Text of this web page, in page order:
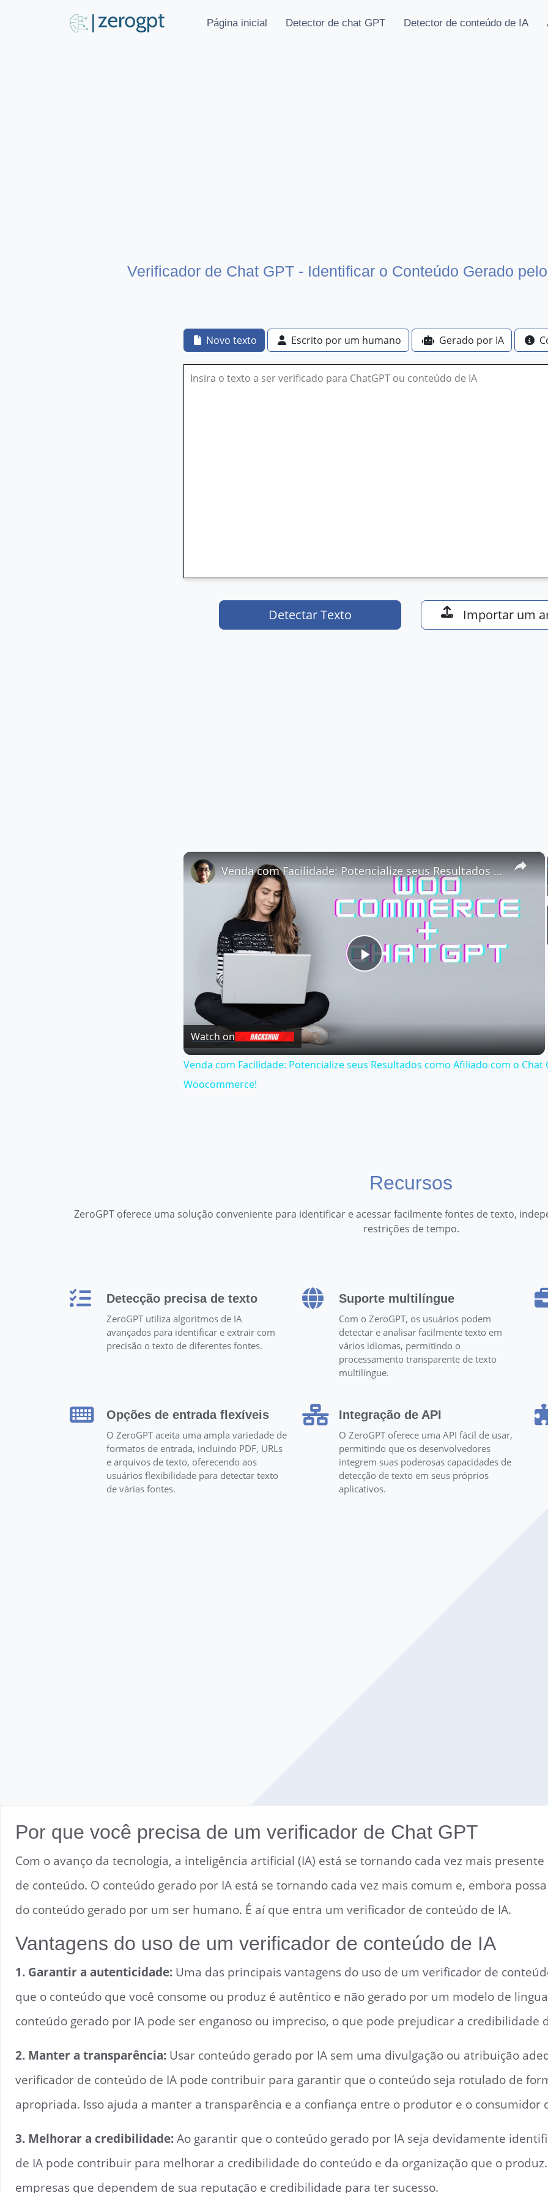
Página inicial Detector de chat GPT Detector de conteúdo de IA
Verificador de Chat GPT - Identificar o Conteúdo Gerado
Novo texto Escrito por um humano Gerado por IA
Detectar Texto Importar um
×
Play
Venda com Facilidade: Potencialize seus Resultados como Afiliado com o Chat GPT e Woocommerce!
Watch on
Venda com Facilidade: Potencialize seus Resultados como Afiliado com o Chat
Woocommerce!
Recursos
ZeroGPT oferece uma solução conveniente para identificar e acessar facilmente fontes de texto,
restrições de tempo.
Detecção precisa de texto
ZeroGPT utiliza algoritmos de IA
avançados para identificar e extrair com
precisão o texto de diferentes fontes.
Suporte multilíngue
Com o ZeroGPT, os usuários podem
detectar e analisar facilmente texto em
vários idiomas, permitindo o
processamento transparente de texto
multilíngue.
Opções de entrada flexíveis
O ZeroGPT aceita uma ampla variedade de
formatos de entrada, incluindo PDF, URLs
e arquivos de texto, oferecendo aos
usuários flexibilidade para detectar texto
de várias fontes.
Integração de API
O ZeroGPT oferece uma API fácil de usar,
permitindo que os desenvolvedores
integrem suas poderosas capacidades de
detecção de texto em seus próprios
aplicativos.
Por que você precisa de um verificador de Chat GPT
Com o avanço da tecnologia, a inteligência artificial (IA) está se tornando cada vez mais
de conteúdo. O conteúdo gerado por IA está se tornando cada vez mais comum e, embora
do conteúdo gerado por um ser humano. É aí que entra um verificador de conteúdo de IA.
Vantagens do uso de um verificador de conteúdo de IA
1. Garantir a autenticidade: Uma das principais vantagens do uso de um verificador de
que o conteúdo que você consome ou produz é autêntico e não gerado por um modelo de
conteúdo gerado por IA pode ser enganoso ou impreciso, o que pode prejudicar a credibilidade
2. Manter a transparência: Usar conteúdo gerado por IA sem uma divulgação ou atribuição
verificador de conteúdo de IA pode contribuir para garantir que o conteúdo seja rotulado de
apropriada. Isso ajuda a manter a transparência e a confiança entre o produtor e o consumidor
3. Melhorar a credibilidade:Ao garantir que o conteúdo gerado por IA seja devidamente
de IA pode contribuir para melhorar a credibilidade do conteúdo e da organização que o
empresas que dependem de sua reputação e credibilidade para ter sucesso.